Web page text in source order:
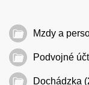
Mzdy a
Podvojné
Dochádzka